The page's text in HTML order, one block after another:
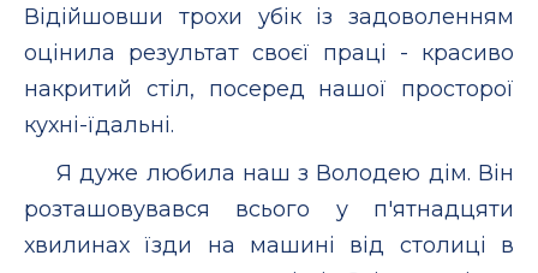
Відійшовши трохи убік із задоволенням
оцінила результат своєї праці - красиво
накритий стіл, посеред нашої просторої
кухні-їдальні.
Я дуже любила наш з Володею дім. Він
розташовувався всього у п'ятнадцяти
хвилинах їзди на машині від столиці в